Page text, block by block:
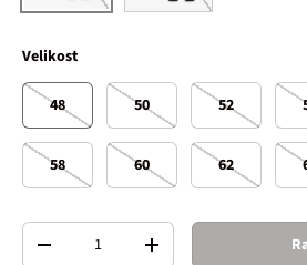
Velikost
48 50 52
58 60 62
Količina
Decrease quantityIncrease quantity